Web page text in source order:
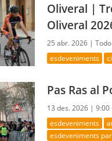
Oliveral |
Oliveral
25 abr. 2026 |
esdeveniments
Pas Ras al
13 des. 2026 |9:00
esdeveniments
esdeveniments